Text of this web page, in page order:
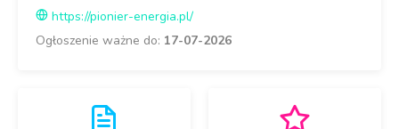
https://pionier-energia.pl/
Ogłoszenie ważne do: 17-07-2026